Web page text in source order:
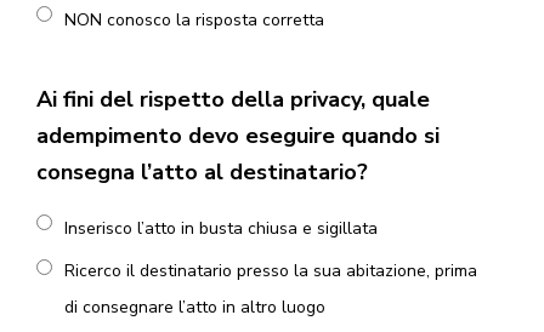
NON conosco la risposta corretta
Ai fini del rispetto della privacy, quale
adempimento devo eseguire quando si
consegna l’atto al destinatario?
Inserisco l’atto in busta chiusa e sigillata
Ricerco il destinatario presso la sua abitazione, prima
di consegnare l’atto in altro luogo